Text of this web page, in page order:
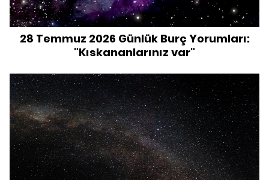
28 Temmuz 2026 Günlük Burç Yorumları:
"Kıskananlarınız var"